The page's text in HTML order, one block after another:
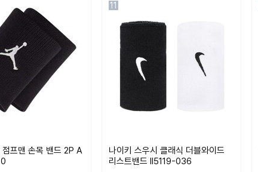
점프맨 손목 밴드 2P A
11
나이키 스우시 클래식 더블와이드
리스트밴드 II5119-036